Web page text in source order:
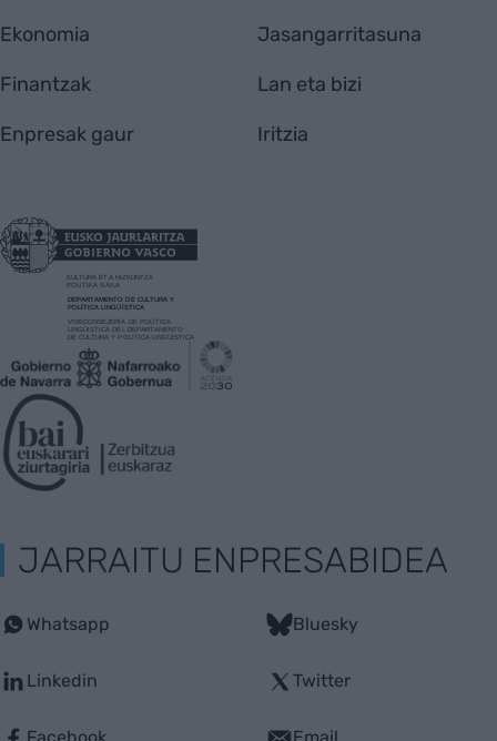
Ekonomia
Finantzak
Enpresak gaur
Jasangarritasuna
Lan eta bizi
Iritzia
JARRAITU ENPRESABIDEA
Whatsapp
Linkedin
Bluesky
Twitter